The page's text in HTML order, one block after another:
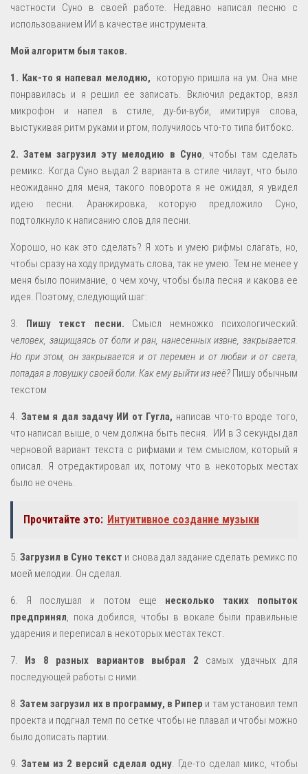
ВИДЕО (Vegas Pro+)
О ЗАРАБОТКЕ
УСТРОЙСТВО МУЗЫКИ
SOUND-ДИЗАЙН
частности Суно в своей работе. Недавно написал песню с
использованием ИИ в качестве инструмента.
Мой алгоритм был таков.
1. Как-то я напевал мелодию, которую пришла на ум. Она мне
понравилась и я решил ее записать. Включил редактор, вязл
микрофон и напел в стиле, ду-би-вуби, имитируя слова,
выстукивая ритм руками и ртом, получилось что-то типа битбокс.
2. Затем загрузил эту мелодию в Суно, чтобы там сделать
ремикс. Когда Суно выдал 2 варианта в стиле чилаут, что было
неожиданно для меня, такого поворота я не ожидал, я увидел
идею песни. Аранжировка, которую предложило Суно,
подтолкнуло к написанию слов для песни.
Хорошо, но как это сделать? Я хоть и умею рифмы слагать, но,
чтобы сразу на ходу придумать слова, так не умею. Тем не менее у
меня было понимание, о чем хочу, чтобы была песня и какова ее
идея. Поэтому, следующий шаг:
3. Пишу текст песни. Смысл немножко психологический:
человек, защищаясь от боли и ран, нанесенных извне, закрывается.
Но при этом, он закрывается и от перемен и от любви и от света,
попадая в ловушку своей боли. Как ему выйти из неё? Пишу обычным
текстом
4. Затем я дал задачу ИИ от Гугла, написав что-то вроде того,
что написал выше, о чем должна быть песня. ИИ в 3 секунды дал
черновой вариант текста с рифмами и тем смыслом, который я
описал. Я отредактировал их, потому что в некоторых местах
было не очень.
Прочитайте это: Интуитивное создание музыки
5.Загрузил в Суно текст и снова дал задание сделать ремикс по
моей мелодии. Он сделал.
6. Я послушал и потом еще несколько таких попыток
предпринял, пока добился, чтобы в вокале были правильные
ударения и переписал в некоторых местах текст.
7. Из 8 разных вариантов выбрал 2 самых удачных для
последующей работы с ними.
8.Затем загрузил их в программу, в Рипер и там установил темп
проекта и подгнал темп по сетке чтобы не плавал и чтобы можно
было дописать партии.
9.Затем из 2 версий сделал одну. Где-то сделал микс, чтобы